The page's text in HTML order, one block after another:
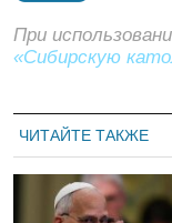
При
«Сибирскую
ЧИТАЙТЕ ТАКЖЕ